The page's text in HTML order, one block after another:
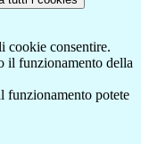
cookie consentire.
il funzionamento della
funzionamento potete